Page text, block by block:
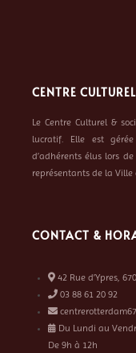
CENTRE
Le Centre Culturel &
lucratif. Elle est
d’adhérents élus lors
représentants de la Ville
CONTACT &
42 Rue d’Ypres,
03 88 61 20 92
Du Lundi au
De 9h à 12h